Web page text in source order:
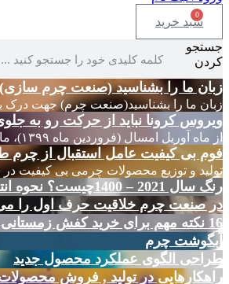
0
سبد خرید
جستجو
کردن
زبان ما را بشناسید (صنعت چرم سازی)
زبان ما را بشناسید(صنعت چرم) جهت درک
ویروس کرونا نباید از حرکت رو به
از ماه آوریل امسال (فروردین ماه ۱۳۹۹)، ما 14 ساعت توسط انجمن های چرم ایتالیا
فوم بی کیفیت عامل استقبال از چرم
تولید و توزیع محصولات چرمی بی کیفیت
رنگ سال 2021 – 1400چیست؟ نحوه انتخاب آن چگونه است؟
در صنعت چرم خلاقیت حرف اول را
16 نکته مهم برای خرید کفش زمستانی زنانه
آبگوشت چرم
طراحی الگوی عملکرد محصول جدید
راهکارهایی در تولید , فروش